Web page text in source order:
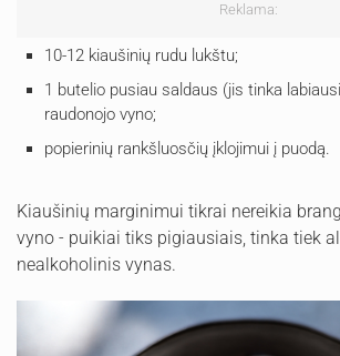
Reklama:
10-12 kiaušinių rudu lukštu;
1 butelio pusiau saldaus (jis tinka
raudonojo vyno;
popierinių rankšluosčių įklojimui į puodą.
Kiaušinių marginimui tikrai nereikia
vyno - puikiai tiks pigiausiais, tinka tiek
nealkoholinis vynas.